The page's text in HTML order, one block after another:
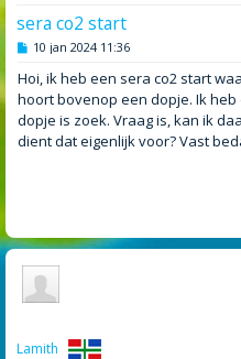
sera co2 start
B
r
i
c
h
10 jan 2024 11:36
Hoi, ik heb een sera co2 start
hoort bovenop een dopje. Ik
dopje is zoek. Vraag is, kan ik
dient dat eigenlijk voor? Vast
Lamith